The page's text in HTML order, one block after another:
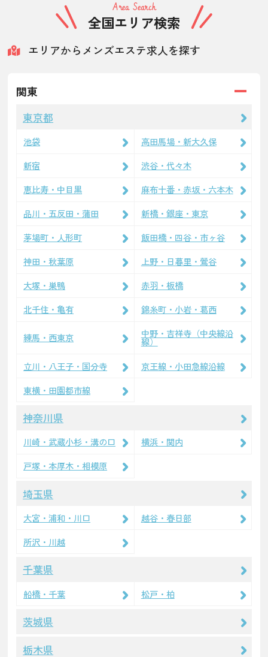
Area Search
全国エリア検索
エリアからメンズエステ求人を探す
関東
東京都
池袋
高田馬場・新大久保
新宿
渋谷・代々木
恵比寿・中目黒
麻布十番・赤坂・六本木
品川・五反田・蒲田
新橋・銀座・東京
茅場町・人形町
飯田橋・四谷・市ヶ谷
神田・秋葉原
上野・日暮里・鶯谷
大塚・巣鴨
赤羽・板橋
北千住・亀有
錦糸町・小岩・葛西
練馬・西東京 中野・吉祥寺（中央線沿
線）
立川・八王子・国分寺
京王線・小田急線沿線
東横・田園都市線
神奈川県
川崎・武蔵小杉・溝の口
横浜・関内
戸塚・本厚木・相模原
埼玉県
大宮・浦和・川口
越谷・春日部
所沢・川越
千葉県
船橋・千葉 松戸・柏
茨城県
栃木県